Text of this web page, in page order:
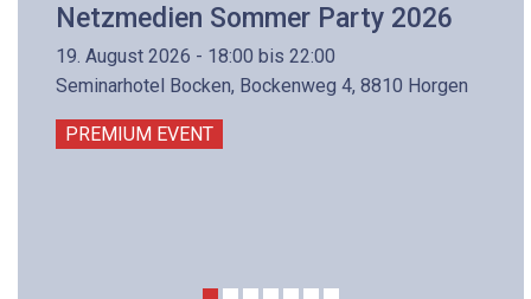
Netzmedien Sommer Party 2026
19. August 2026 - 18:00 bis 22:00
Seminarhotel Bocken, Bockenweg 4, 8810 Horgen
PREMIUM EVENT